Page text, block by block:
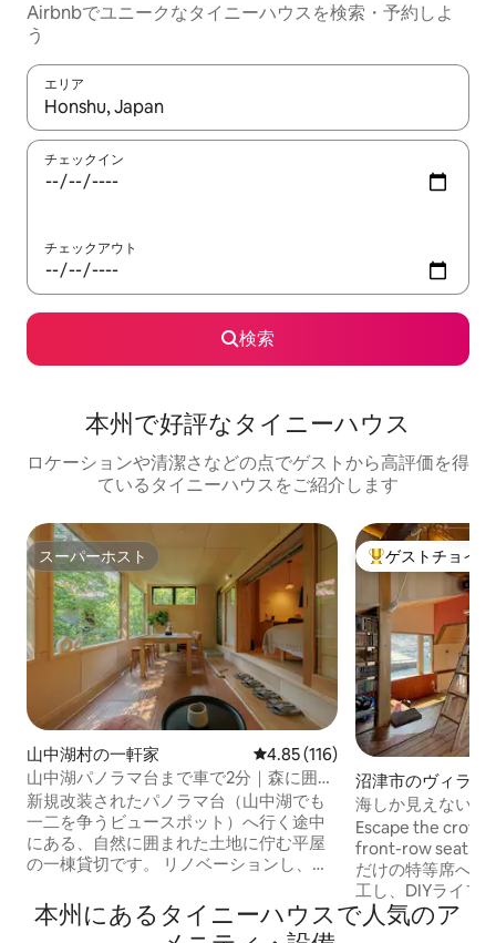
Airbnbでユニークなタイニーハウスを検索・予約しよ
う
エリア
検索結果が表示されたら、上下の矢印キーを使って移動するか
チェックイン
チェックアウト
検索
本州で好評なタイニーハウス
ロケーションや清潔さなどの点でゲストから高評価を得
ているタイニーハウスをご紹介します
スーパーホスト
スーパーホスト
山中湖村の一軒家 レビュー116件、5つ星中4.85つ
4.85 (116)
山中湖パノラマ台まで車で2分｜森に囲ま
れたサンルーム付一棟貸し｜4名・駐車場
3台
新規改装されたパノラマ台（山中湖でも
一二を争うビュースポット）へ行く途中
にある、自然に囲まれた土地に佇む平屋
の一棟貸切です。 リノベーションし、
小洒落たお部屋をご用意しています。開
放感あふれるサンルームからは緑豊かな
大好評のゲスト
ゲストチョイス
沼津市のヴィラ
海しか見えない創
独占体験｜
Escape the
front-row seat. 海しか見えない、あなた
だけの特等席へ。 ホストが自ら設計・施
工し、DIYライフ
した、 世界に一つ
混みを離れ、静寂
本州にあるタイニーハウスで人気のア